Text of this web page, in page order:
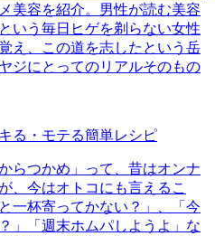
美容を紹介。男性が読む美容
いう毎日ヒゲを剃らない女性
え、この道を志したという岳
ジにとってのリアルそのもの
る・モテる簡単レシピ
らつかめ」って、昔はオンナ
、今はオトコにも言えるこ
一杯寄ってかない？」、「今
」「週末ホムパしようよ」な